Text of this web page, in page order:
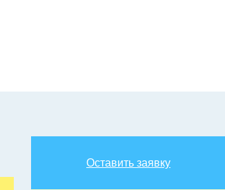
Оставить заявку